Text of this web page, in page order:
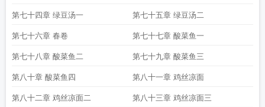
第七十四章 绿豆汤一 第七十五章 绿豆汤二
第七十六章 春卷 第七十七章 酸菜鱼一
第七十八章 酸菜鱼二 第七十九章 酸菜鱼三
第八十章 酸菜鱼四 第八十一章 鸡丝凉面
第八十二章 鸡丝凉面二 第八十三章 鸡丝凉面三